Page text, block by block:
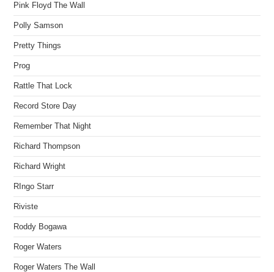
Pink Floyd The Wall
Polly Samson
Pretty Things
Prog
Rattle That Lock
Record Store Day
Remember That Night
Richard Thompson
Richard Wright
RIngo Starr
Riviste
Roddy Bogawa
Roger Waters
Roger Waters The Wall